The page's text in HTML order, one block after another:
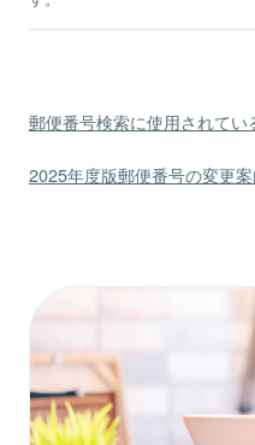
郵便番号検索に使用されてい
2025年度版郵便番号の変更